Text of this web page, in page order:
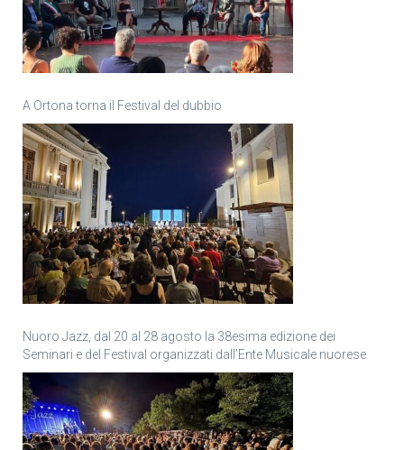
A Ortona torna il Festival del dubbio
Nuoro Jazz, dal 20 al 28 agosto la 38esima edizione dei
Seminari e del Festival organizzati dall’Ente Musicale nuorese